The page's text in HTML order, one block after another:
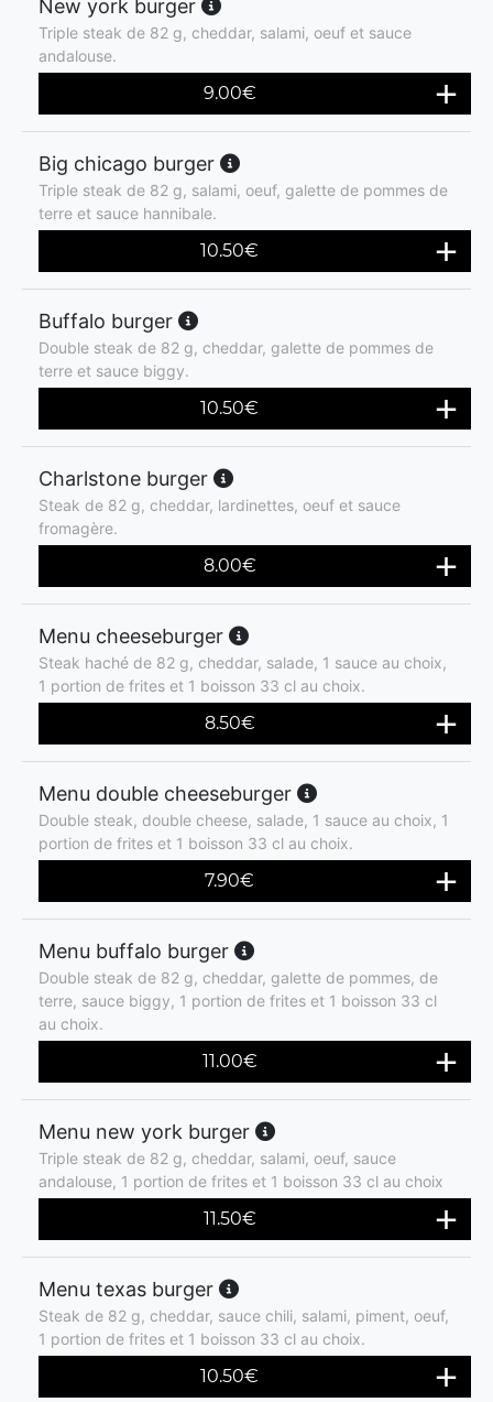
New york burger
Triple steak de 82 g, cheddar, salami, oeuf et sauce
andalouse.
9.00€
Big chicago burger
Triple steak de 82 g, salami, oeuf, galette de pommes de
terre et sauce hannibale.
10.50€
Buffalo burger
Double steak de 82 g, cheddar, galette de pommes de
terre et sauce biggy.
10.50€
Charlstone burger
Steak de 82 g, cheddar, lardinettes, oeuf et sauce
fromagère.
8.00€
Menu cheeseburger
Steak haché de 82 g, cheddar, salade, 1 sauce au choix,
1 portion de frites et 1 boisson 33 cl au choix.
8.50€
Menu double cheeseburger
Double steak, double cheese, salade, 1 sauce au choix, 1
portion de frites et 1 boisson 33 cl au choix.
7.90€
Menu buffalo burger
Double steak de 82 g, cheddar, galette de pommes, de
terre, sauce biggy, 1 portion de frites et 1 boisson 33 cl
au choix.
11.00€
Menu new york burger
Triple steak de 82 g, cheddar, salami, oeuf, sauce
andalouse, 1 portion de frites et 1 boisson 33 cl au choix
11.50€
Menu texas burger
Steak de 82 g, cheddar, sauce chili, salami, piment, oeuf,
1 portion de frites et 1 boisson 33 cl au choix.
10.50€